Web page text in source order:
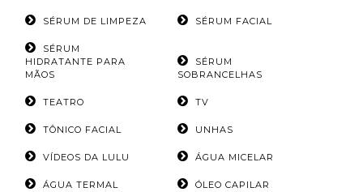
SÉRUM DE LIMPEZA SÉRUM FACIAL
SÉRUM
HIDRATANTE PARA
MÃOS
SÉRUM
SOBRANCELHAS
TEATRO TV
TÔNICO FACIAL UNHAS
VÍDEOS DA LULU ÁGUA MICELAR
ÁGUA TERMAL ÓLEO CAPILAR